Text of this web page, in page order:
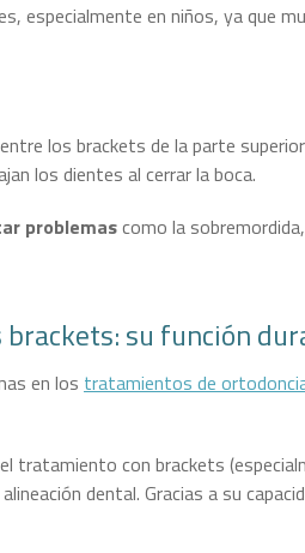
especialmente en niños, ya que
los brackets de la parte
los dientes al cerrar la boca.
problemascomo la
brackets: su función
en los tratamientos de
tratamiento con brackets
dental. Gracias a su